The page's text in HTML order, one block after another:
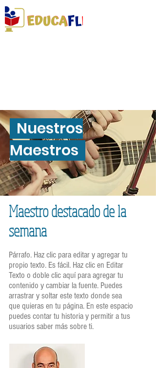
Nuestros
Maestros
Maestro destacado de la
semana
Párrafo. Haz clic para editar y agregar tu
propio texto. Es fácil. Haz clic en Editar
Texto o doble clic aquí para agregar tu
contenido y cambiar la fuente. Puedes
arrastrar y soltar este texto donde sea
que quieras en tu página. En este espacio
puedes contar tu historia y permitir a tus
usuarios saber más sobre ti.